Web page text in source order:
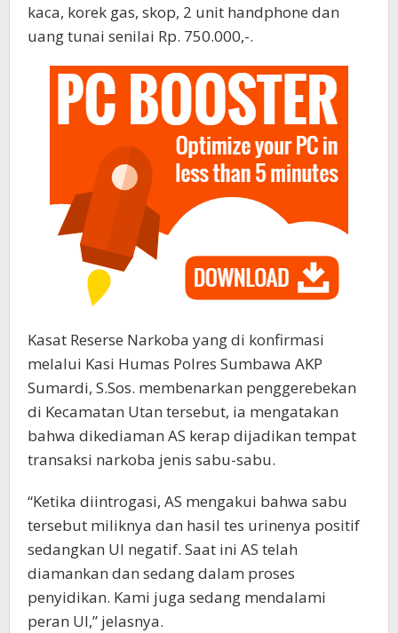
kaca, korek gas, skop, 2 unit handphone dan
uang tunai senilai Rp. 750.000,-.
Kasat Reserse Narkoba yang di konfirmasi
melalui Kasi Humas Polres Sumbawa AKP
Sumardi, S.Sos. membenarkan penggerebekan
di Kecamatan Utan tersebut, ia mengatakan
bahwa dikediaman AS kerap dijadikan tempat
transaksi narkoba jenis sabu-sabu.
“Ketika diintrogasi, AS mengakui bahwa sabu
tersebut miliknya dan hasil tes urinenya positif
sedangkan UI negatif. Saat ini AS telah
diamankan dan sedang dalam proses
penyidikan. Kami juga sedang mendalami
peran UI,” jelasnya.